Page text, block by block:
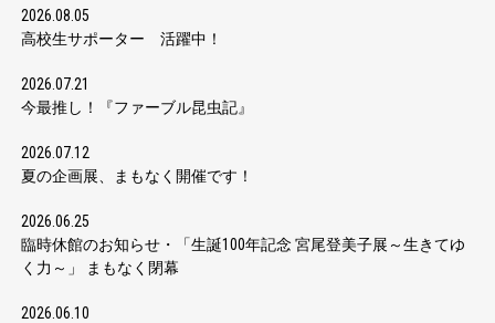
2026.08.05
高校生サポーター 活躍中！
2026.07.21
今最推し！『ファーブル昆虫記』
2026.07.12
夏の企画展、まもなく開催です！
2026.06.25
臨時休館のお知らせ・「生誕100年記念 宮尾登美子展～生きてゆ
く力～」 まもなく閉幕
2026.06.10